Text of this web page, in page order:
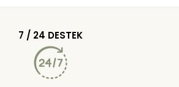
7 / 24 DESTEK